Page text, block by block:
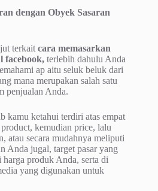
dengan Obyek Sasaran
terkait cara memasarkan
facebook, terlebih dahulu Anda
ap aitu seluk beluk dari
mana merupakan salah satu
penjualan Anda.
kamu ketahui terdiri atas empat
kemudian price, lalu
atau secara mudahnya meliputi
Anda jugal, target pasar yang
produk Anda, serta di
yang digunakan untuk